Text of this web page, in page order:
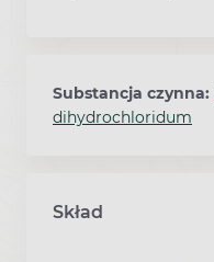
Substancja czynna:
dihydrochloridum
Skład